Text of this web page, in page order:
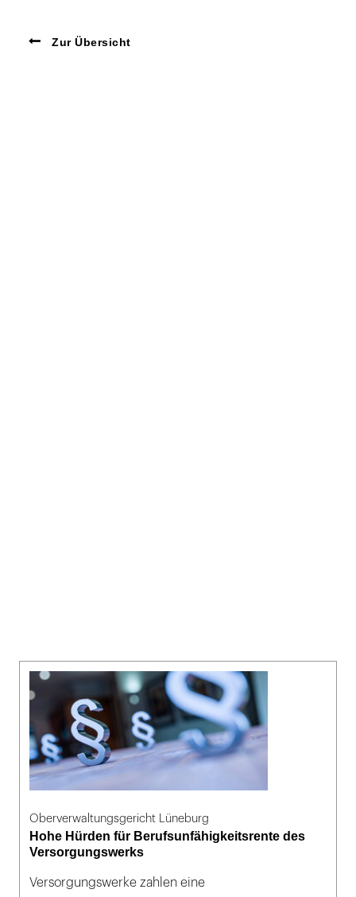
Zur Übersicht
Oberverwaltungsgericht Lüneburg
Hohe Hürden für Berufsunfähigkeitsrente des
Versorgungswerks
Versorgungswerke zahlen eine